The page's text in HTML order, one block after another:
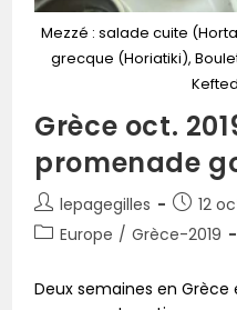
Mezzé : salade cuite
grecque (Horiatiki),
Grèce oct.
promenade
lepagegilles
12
Europe / Grèce-2019
Deux semaines en Grèce